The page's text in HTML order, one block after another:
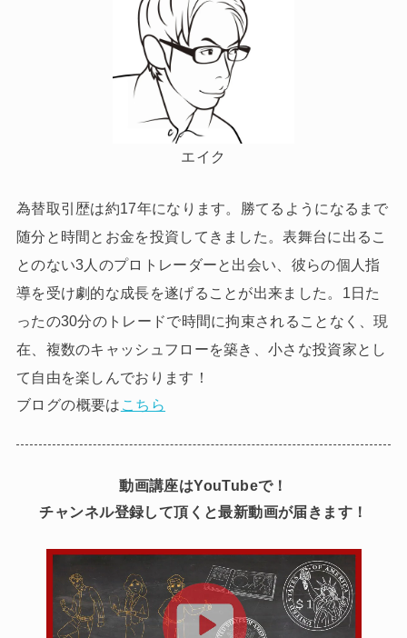
エイク
為替取引歴は約17年になります。勝てるようになるまで
随分と時間とお金を投資してきました。表舞台に出るこ
とのない3人のプロトレーダーと出会い、彼らの個人指
導を受け劇的な成長を遂げることが出来ました。1日た
ったの30分のトレードで時間に拘束されることなく、現
在、複数のキャッシュフローを築き、小さな投資家とし
て自由を楽しんでおります！
ブログの概要は こちら
動画講座はYouTubeで！
チャンネル登録して頂くと最新動画が届きます！